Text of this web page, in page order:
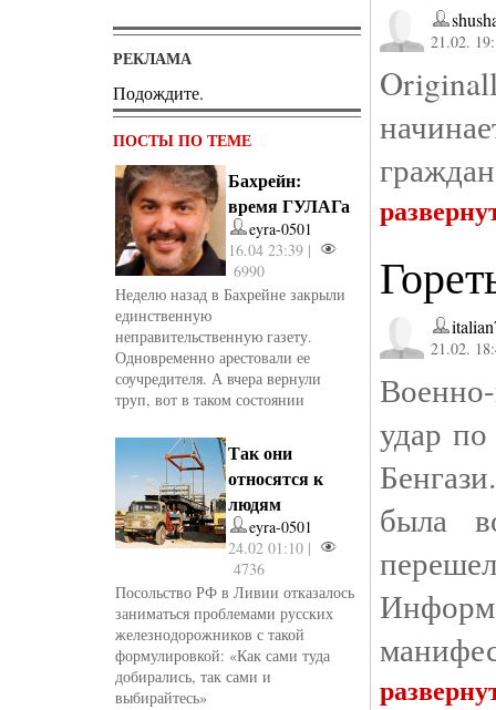
РЕКЛАМА
Подождите.
ПОСТЫ ПО ТЕМЕ
Бахрейн:
время ГУЛАГа
eyra-0501
16.04 23:39 |
6990
Неделю назад в Бахрейне закрыли
единственную
неправительственную газету.
Одновременно арестовали ее
соучредителя. А вчера вернули
труп, вот в таком состоянии
Так они
относятся к
людям
eyra-0501
24.02 01:10 |
4736
Посольство РФ в Ливии отказалось
заниматься проблемами русских
железнодорожников с такой
формулировкой: «Как сами туда
добирались, так сами и
выбирайтесь»
21.02.
21.02.
удар
была